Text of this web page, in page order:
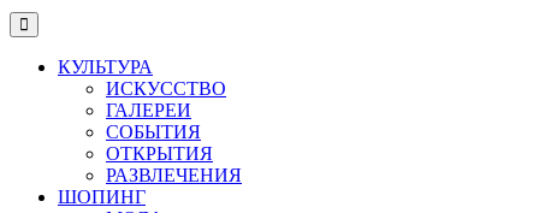
КУЛЬТУРА
ИСКУССТВО
ГАЛЕРЕИ
СОБЫТИЯ
ОТКРЫТИЯ
РАЗВЛЕЧЕНИЯ
ШОПИНГ